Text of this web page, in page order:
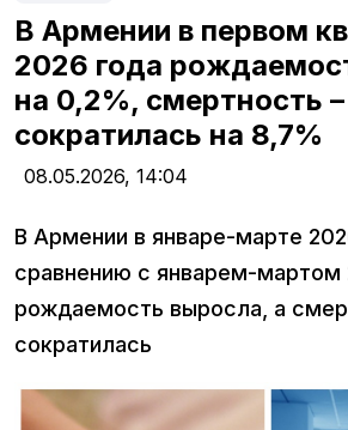
В Армении в первом
2026 года
на 0,2%, смертность –
сократилась на 8,7%
08.05.2026, 14:04
В Армении в январе-марте
сравнению с январем-мартом
рождаемость выросла, а
сократилась